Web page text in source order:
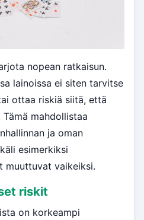
nopean ratkaisun.
lainoissa ei siten tarvitse
ottaa riskiä siitä, että
mahdollistaa
ja oman
esimerkiksi
muuttuvat vaikeiksi.
riskit
on korkeampi